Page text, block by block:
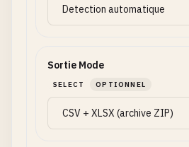
Sortie Mode
SELECT OPTIONNEL